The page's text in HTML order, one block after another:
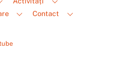
Contact